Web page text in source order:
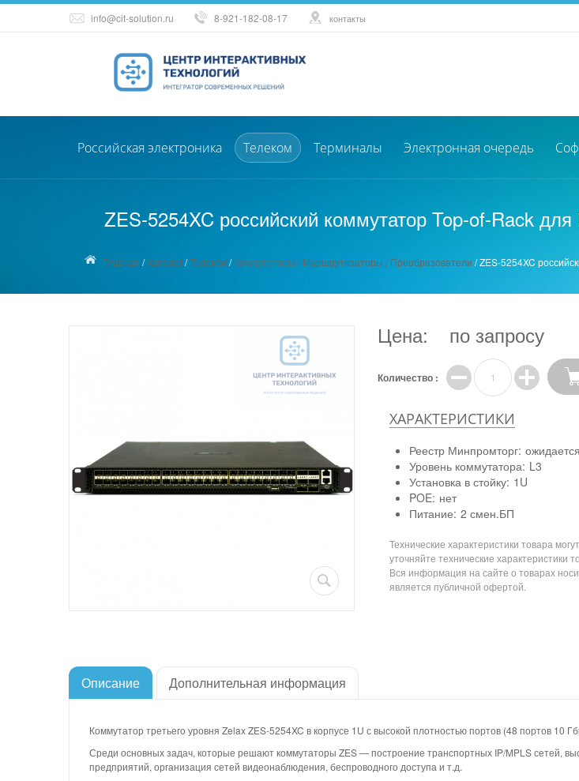
info@cit-solution.ru 8-921-182-08-17 контакты
Российская электроника Телеком Терминалы Электронная очередь
ZES-5254XC российский коммутатор Top-of-Rack
Главная /Каталог/Телеком/Коммутаторы / Маршрутизаторы / Преобразователи /ZES-5254XC
Цена: по запросу
Количество :
ХАРАКТЕРИСТИКИ
Реестр Минпромторг: ожидается
Уровень коммутатора: L3
Установка в стойку: 1U
POE: нет
Питание: 2 смен.БП
Технические характеристики товара
уточняйте технические характеристики
Вся информация на сайте о товарах
является публичной офертой.
Описание Дополнительная информация
Коммутатор третьего уровня Zelax ZES-5254XC в корпусе 1U с высокой плотностью портов (48 портов 10
Среди основных задач, которые решают коммутаторы ZES — построение транспортных IP/MPLS сетей,
предприятий, организация сетей видеонаблюдения, беспроводного доступа и т.д.